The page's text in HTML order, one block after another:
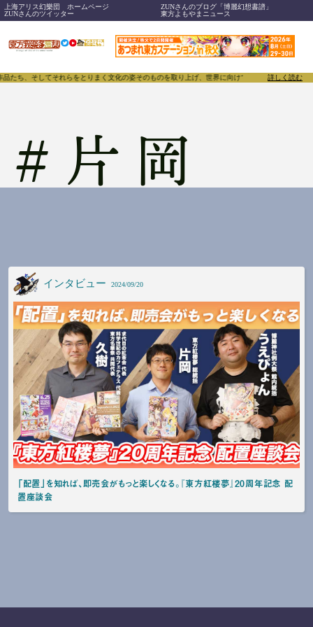
上海アリス幻樂団 ホームページ
ZUNさんのブログ「博麗幻想書譜」
ZUNさんのツイッター
東方よもやまニュース
、そしてそれらをとりまく文化の姿そのものを取り上げ、世界に向けて誇らしく発信する
詳しく読む
# 片岡
インタビュー 2024/09/20
「配置」を知れば、即売会がもっと楽しくなる。『東方紅楼夢』20周年記念 配
置座談会